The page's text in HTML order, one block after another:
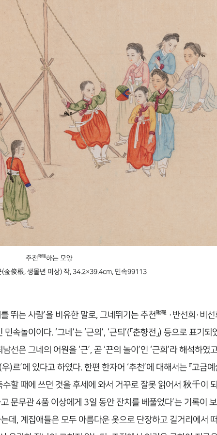
추천鞦韆하는 모양
(金俊根, 생몰년 미상) 작, 34.2×39.4cm, 민속99113
뛰는 사람’을 비유한 말로, 그네뛰기는 추천鞦韆·반선희·비선
놀이이다. ‘그네’는 ‘근의’, ‘근듸’(「춘향전」) 등으로 표기
은 그네의 어원을 ‘근’, 곧 ‘끈의 놀이’인 ‘근희’라 해석하였
)르’에 있다고 하였다. 한편 한자어 ‘추천’에 대해서는 『고금
할 때에 쓰던 것을 후세에 와서 거꾸로 잘못 읽어서 秋千이
문무관 4품 이상에게 3일 동안 잔치를 베풀었다’는 기록이 보
데, 계집애들은 모두 아름다운 옷으로 단장하고 길거리에서